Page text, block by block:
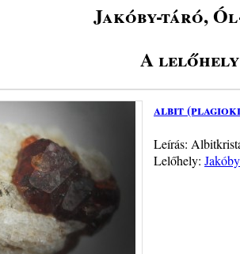
Jakóby-táró,
A lelőhely
albit
Leírás:
Lelőhely: